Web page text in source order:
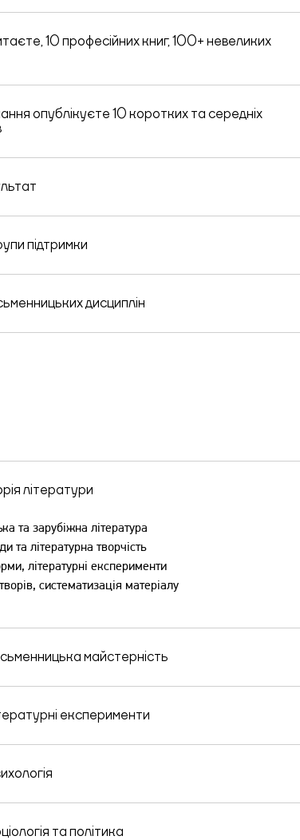
10 професійних книг, 100+ невеликих
опублікуєте 10 коротких та середніх
підтримки
дисциплін
літератури
та зарубіжна література
та літературна творчість
літературні експерименти
систематизація матеріалу
майстерність
експерименти
та політика